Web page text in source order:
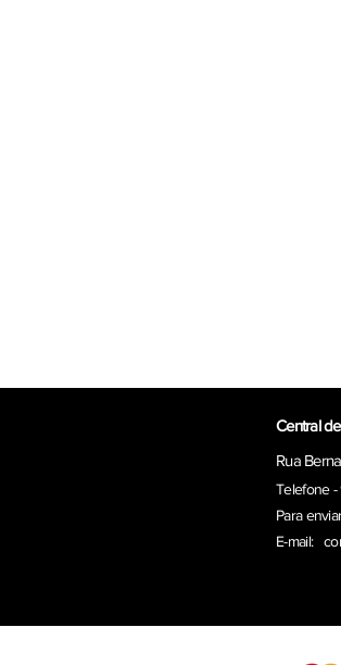
Central
Rua
Telefone -
Para
E-mail: